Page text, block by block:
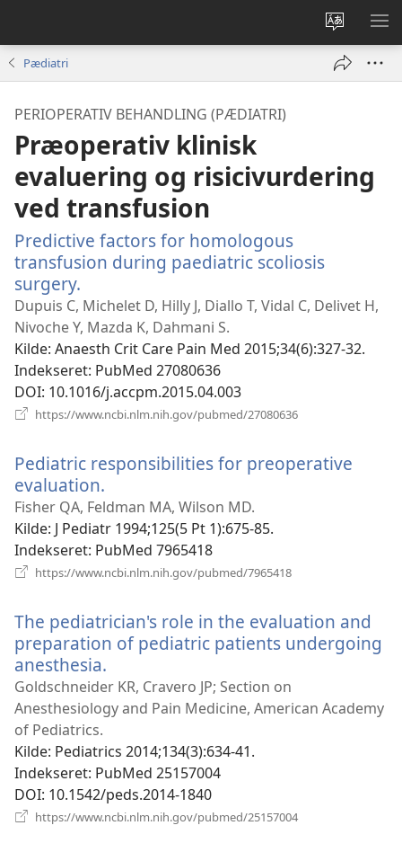
Vælg
sprog
VIS
Pædiatri
PERIOPERATIV BEHANDLING (PÆDIATRI)
Præoperativ klinisk
evaluering og risicivurdering
ved transfusion
Predictive factors for homologous
transfusion during paediatric scoliosis
surgery.
nyt
vindue)
Dupuis C, Michelet D, Hilly J, Diallo T, Vidal C, Delivet H,
Nivoche Y, Mazda K, Dahmani S.
Kilde‎: Anaesth Crit Care Pain Med 2015;34(6):327-32.
Indekseret‎: PubMed 27080636
DOI‎: 10.1016/j.accpm.2015.04.003
https://www.ncbi.nlm.nih.gov/pubmed/27080636
Pediatric responsibilities for preoperative
evaluation.
nyt
vindue)
Fisher QA, Feldman MA, Wilson MD.
Kilde‎: J Pediatr 1994;125(5 Pt 1):675-85.
Indekseret‎: PubMed 7965418
https://www.ncbi.nlm.nih.gov/pubmed/7965418
The pediatrician's role in the evaluation and
preparation of pediatric patients undergoing
anesthesia.
nyt
vindue)
Goldschneider KR, Cravero JP; Section on
Anesthesiology and Pain Medicine, American Academy
of Pediatrics.
Kilde‎: Pediatrics 2014;134(3):634-41.
Indekseret‎: PubMed 25157004
DOI‎: 10.1542/peds.2014-1840
https://www.ncbi.nlm.nih.gov/pubmed/25157004